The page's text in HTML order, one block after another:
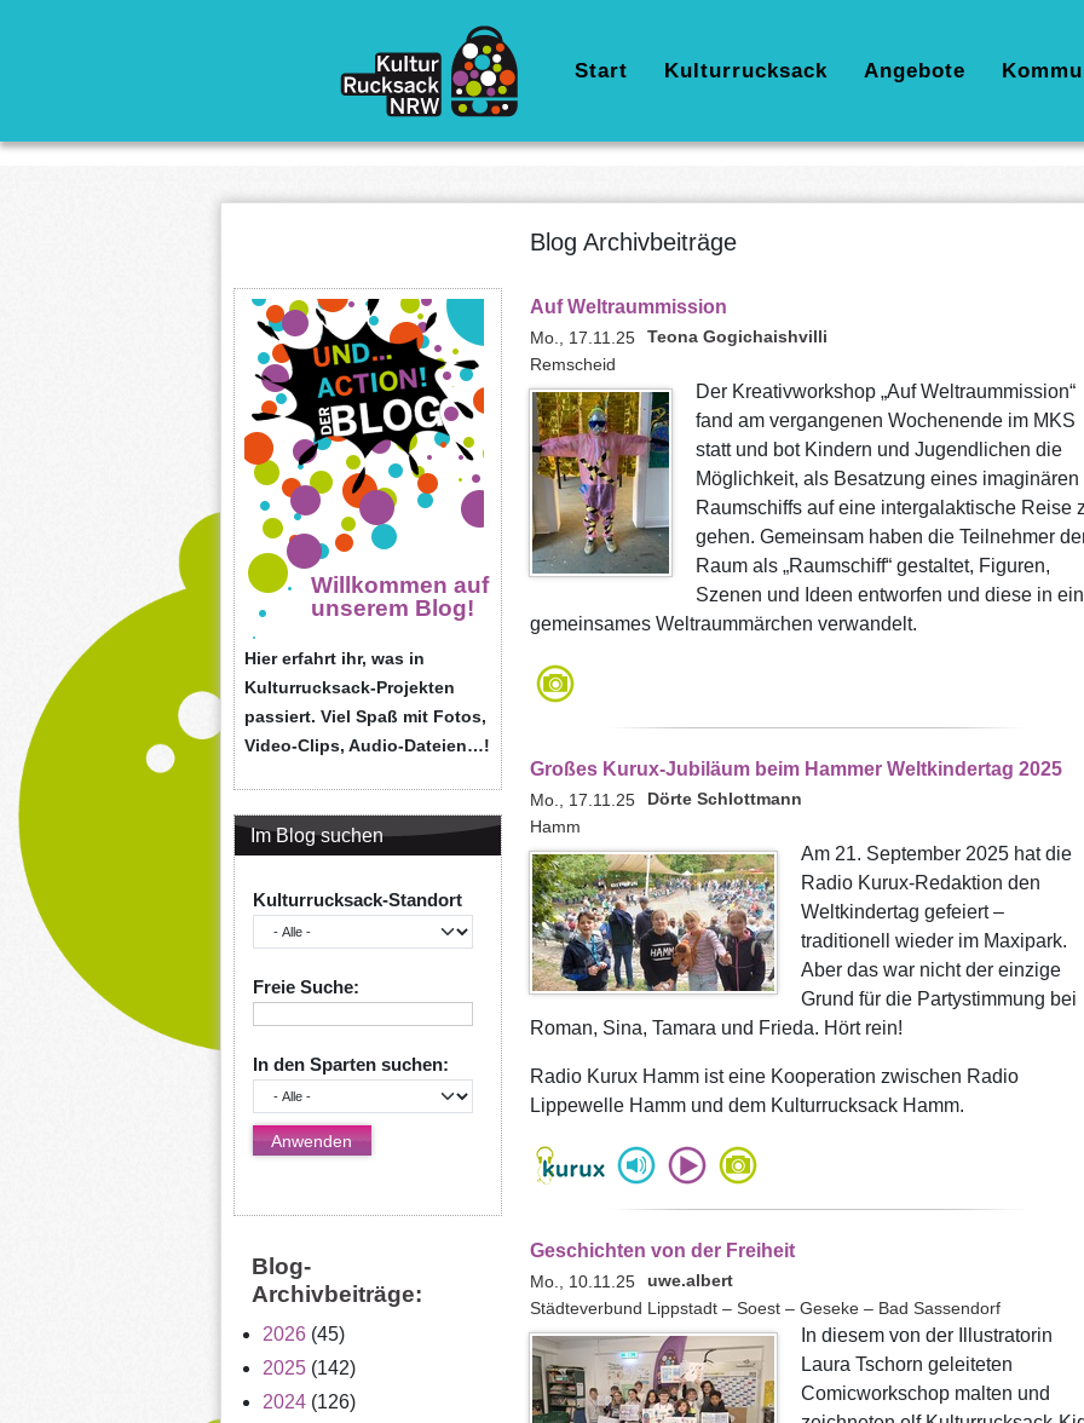
Hauptnavigation
Start Kulturrucksack Angebote
Willkommen auf
unserem Blog!
Hier erfahrt ihr, was in
Kulturrucksack-Projekten
passiert. Viel Spaß mit Fotos,
Video-Clips, Audio-Dateien…!
Im Blog suchen
Kulturrucksack-Standort
Freie Suche:
In den Sparten suchen:
Blog-
Archivbeiträge:
2026 (45)
2025 (142)
2024 (126)
Blog Archivbeiträge
Auf Weltraummission
Mo., 17.11.25 Teona Gogichaishvilli
Remscheid
Der Kreativworkshop „Auf Weltraummission“
fand am vergangenen Wochenende im MKS
statt und bot Kindern und Jugendlichen die
Möglichkeit, als Besatzung eines imaginären
Raumschiffs auf eine intergalaktische Reise
gehen. Gemeinsam haben die Teilnehmer
Raum als „Raumschiff“ gestaltet, Figuren,
Szenen und Ideen entworfen und diese in ein
gemeinsames Weltraummärchen verwandelt.
Großes Kurux-Jubiläum beim Hammer Weltkindertag 2025
Mo., 17.11.25 Dörte Schlottmann
Hamm
Am 21. September 2025 hat die
Radio Kurux-Redaktion den
Weltkindertag gefeiert –
traditionell wieder im Maxipark.
Aber das war nicht der einzige
Grund für die Partystimmung bei
Roman, Sina, Tamara und Frieda. Hört rein!
Radio Kurux Hamm ist eine Kooperation zwischen Radio
Lippewelle Hamm und dem Kulturrucksack Hamm.
Geschichten von der Freiheit
Mo., 10.11.25 uwe.albert
Städteverbund Lippstadt – Soest – Geseke – Bad Sassendorf
In diesem von der Illustratorin
Laura Tschorn geleiteten
Comicworkschop malten und